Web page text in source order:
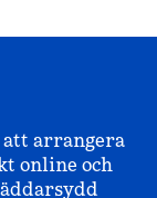
arrangera
online och